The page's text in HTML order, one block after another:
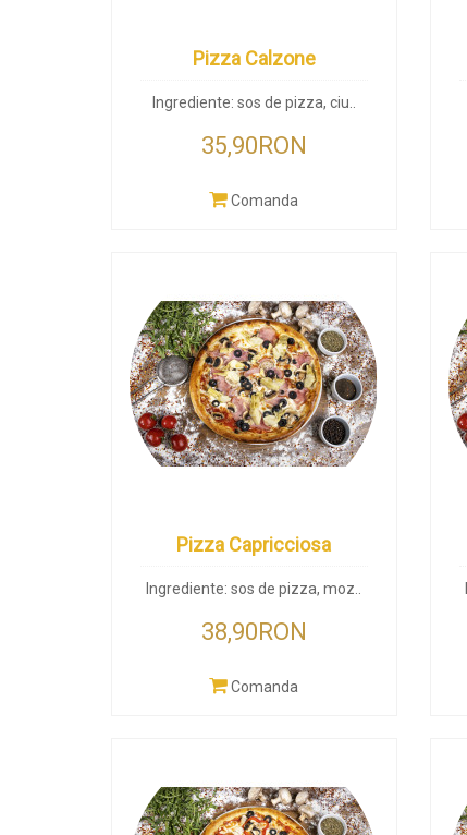
Pizza Calzone
Ingrediente: sos de pizza, ciu..
35,90RON
Comanda
Pizza Capricciosa
Ingrediente: sos de pizza, moz..
38,90RON
Comanda